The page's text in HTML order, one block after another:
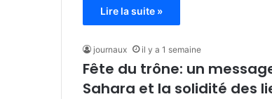
Lire la suite »
journaux il y a 1 semaine
Fête du trône: un
Sahara et la solidité des